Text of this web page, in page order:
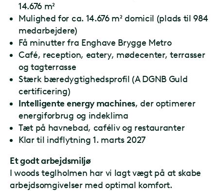
14.676 m²
Mulighed for ca. 14.676 m² domicil (plads til 984
medarbejdere)
Få minutter fra Enghave Brygge Metro
Café, reception, eatery, mødecenter, terrasser
og tagterrasse
Stærk bæredygtighedsprofil (A DGNB Guld
certificering)
Intelligente energy machines, der optimerer
energiforbrug og indeklima
Tæt på havnebad, caféliv og restauranter
Klar til indflytning 1. marts 2027
Et godt arbejdsmiljø
I woods teglholmen har vi lagt vægt på at skabe
arbejdsomgivelser med optimal komfort.